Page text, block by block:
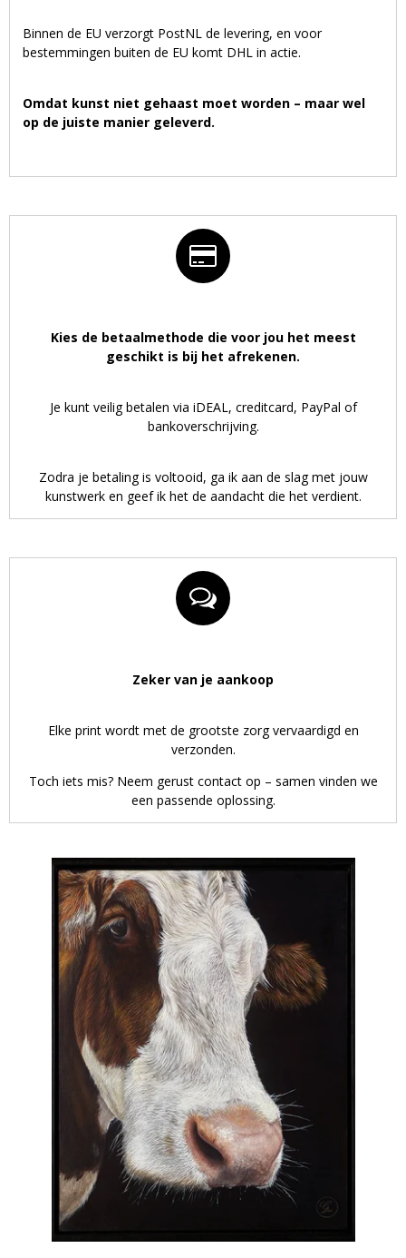
Binnen de EU verzorgt PostNL de levering, en voor
bestemmingen buiten de EU komt DHL in actie.
Omdat kunst niet gehaast moet worden – maar wel
op de juiste manier geleverd.
Kies de betaalmethode die voor jou het meest
geschikt is bij het afrekenen.
Je kunt veilig betalen via iDEAL, creditcard, PayPal of
bankoverschrijving.
Zodra je betaling is voltooid, ga ik aan de slag met jouw
kunstwerk en geef ik het de aandacht die het verdient.
Zeker van je aankoop
Elke print wordt met de grootste zorg vervaardigd en
verzonden.
Toch iets mis? Neem gerust contact op – samen vinden we
een passende oplossing.